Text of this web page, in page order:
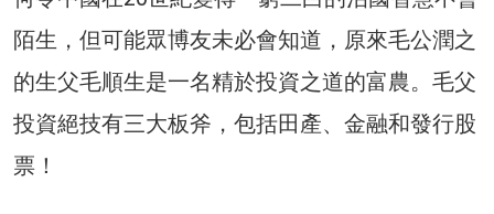
陌生，但可能眾博友未必會知道，原來毛公潤之
的生父毛順生是一名精於投資之道的富農。毛父
投資絕技有三大板斧，包括田產、金融和發行股
票！